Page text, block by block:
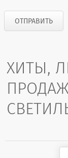
ХИТЫ,
ПРОДАЖ